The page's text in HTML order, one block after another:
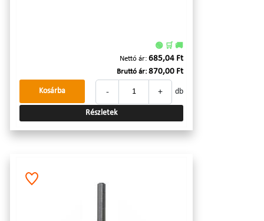
🟢 🛒 🚚
Nettó ár: 685,04 Ft
Bruttó ár: 870,00 Ft
- + db
Kosárba
Részletek